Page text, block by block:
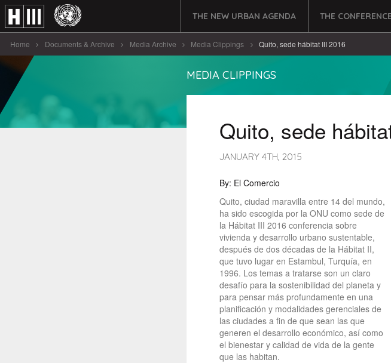
THE NEW URBAN AGENDA THE CONFERENCE
Home Documents & Archive Media Archive Media Clippings Quito, sede hábitat III 2016
MEDIA CLIPPINGS
Quito, sede
JANUARY 4TH, 2015
By: El Comercio
Quito, ciudad maravilla entre 14 del mundo,
ha sido escogida por la ONU como sede de
la Hábitat III 2016 conferencia sobre
vivienda y desarrollo urbano sustentable,
después de dos décadas de la Hábitat II,
que tuvo lugar en Estambul, Turquía, en
1996. Los temas a tratarse son un claro
desafío para la sostenibilidad del planeta y
para pensar más profundamente en una
planificación y modalidades gerenciales de
las ciudades a fin de que sean las que
generen el desarrollo económico, así como
el bienestar y calidad de vida de la gente
que las habitan.